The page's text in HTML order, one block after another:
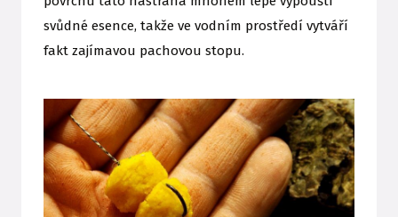
svůdné esence, takže ve vodním prostředí vytváří
fakt zajímavou pachovou stopu.